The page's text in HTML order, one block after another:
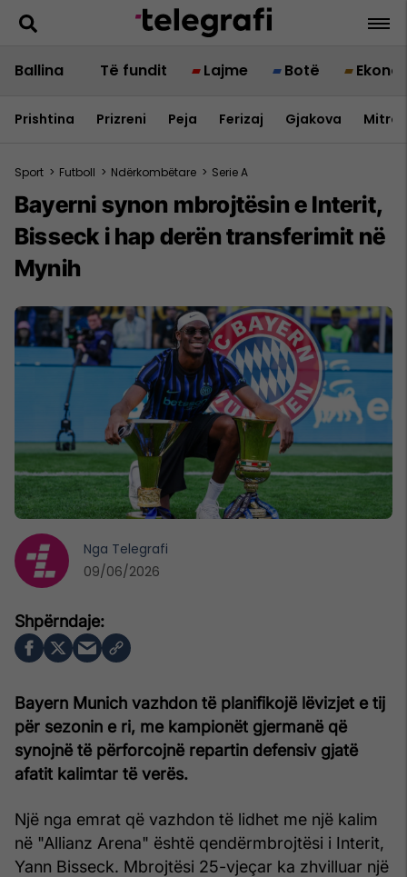
Ballina Të fundit Lajme Botë
Prishtina Prizreni Peja Ferizaj Gjakova
Sport > Futboll > Ndërkombëtare > Serie A
Bayerni synon mbrojtësin e Interit,
Bisseck i hap derën transferimit në
Mynih
Bayern Munich vazhdon të planifikojë lëvizjet e tij
për sezonin e ri, me kampionët gjermanë që
synojnë të përforcojnë repartin defensiv gjatë
afatit kalimtar të verës.
Një nga emrat që vazhdon të lidhet me një kalim
në "Allianz Arena" është qendërmbrojtësi i Interit,
Yann Bisseck. Mbrojtësi 25-vjeçar ka zhvilluar një
Nga Telegrafi
09/06/2026